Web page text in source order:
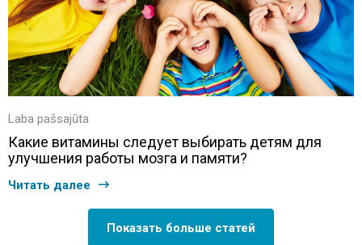
Laba pašsajūta
Какие витамины следует выбирать детям для
улучшения работы мозга и памяти?
Читать далее
Показать больше статей